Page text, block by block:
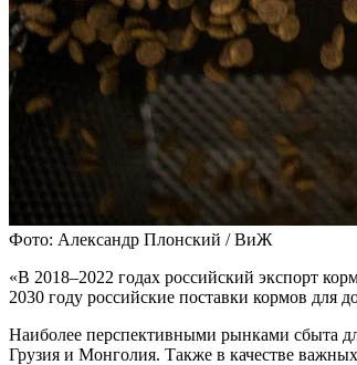
Фото: Александр Плонский / ВиЖ
«В 2018–2022 годах российский экспорт
2030 году российские поставки кормов для
Наиболее перспективными рынками сбыта
Грузия и Монголия. Также в качестве